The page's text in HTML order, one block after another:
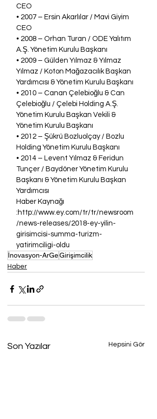
CEO
• 2007 – Ersin Akarlılar / Mavi Giyim
CEO
• 2008 – Orhan Turan / ODE Yalıtım
A.Ş. Yönetim Kurulu Başkanı
• 2009 – Gülden Yılmaz & Yılmaz
Yılmaz / Koton Mağazacılık Başkan
Yardımcısı & Yönetim Kurulu Başkanı
• 2010 – Canan Çelebioğlu & Can
Çelebioğlu / Çelebi Holding A.Ş.
Yönetim Kurulu Başkan Vekili &
Yönetim Kurulu Başkanı
• 2012 – Şükrü Bozluolçay / Bozlu
Holding Yönetim Kurulu Başkanı
• 2014 – Levent Yılmaz & Feridun
Tunçer / Baydöner Yönetim Kurulu
Başkanı & Yönetim Kurulu Başkan
Yardımcısı
Haber Kaynağı
:http://www.ey.com/tr/tr/newsroom
/news-releases/2018-ey-yilin-
girisimcisi-summa-turizm-
yatirimciligi-oldu
İnovasyon-ArGeGirişimcilik
Haber
Son Yazılar Hepsini Gör